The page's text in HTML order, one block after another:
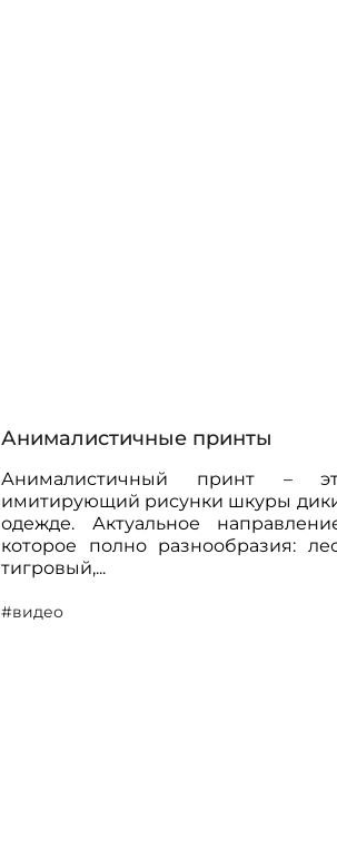
Анималистичные принты
Анималистичный принт –
имитирующий рисунки шкуры
одежде. Актуальное
которое полно разнообразия:
тигровый,...
#видео